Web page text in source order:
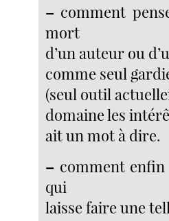
– comment
mort
d’un auteur ou
comme seul
(seul outil
domaine les
ait un mot à dire.
– comment
qui
laisse faire une